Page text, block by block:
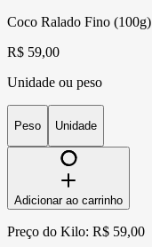
Coco Ralado Fino (100g)
R$ 59,00
Unidade ou peso
Peso Unidade
Adicionar ao carrinho
Preço do Kilo: R$ 59,00